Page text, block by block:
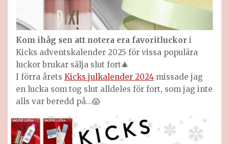
Kom ihåg sen att notera era favoritluckor i
Kicks adventskalender 2025 för vissa populära
luckor brukar sälja slut fort🎄
I förra årets Kicks julkalender 2024 missade jag
en lucka som tog slut alldeles för fort, som jag inte
alls var beredd på…😱